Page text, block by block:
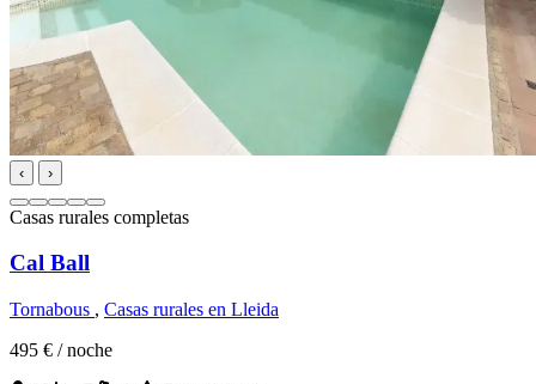
‹ ›
Casas rurales completas
Cal Ball
Tornabous , Casas rurales en Lleida
495 € / noche